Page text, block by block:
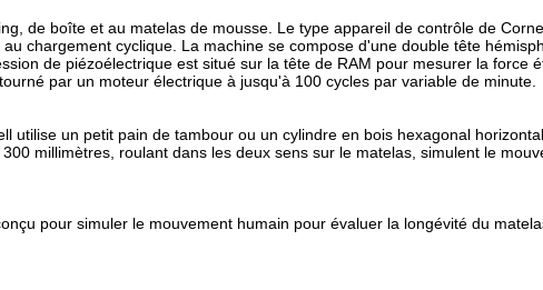
de boîte et au matelas de mousse. Le type appareil de contrôle de
chargement cyclique. La machine se compose d'une double tête
de piézoélectrique est situé sur la tête de RAM pour mesurer la force
par un moteur électrique à jusqu'à 100 cycles par variable de minute.
utilise un petit pain de tambour ou un cylindre en bois hexagonal
millimètres, roulant dans les deux sens sur le matelas, simulent le
pour simuler le mouvement humain pour évaluer la longévité du